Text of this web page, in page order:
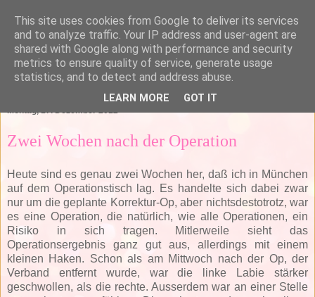
Montag, 17. Dezember 2012
Zwei Wochen nach der Operation
Heute sind es genau zwei Wochen her, daß ich in München
auf dem Operationstisch lag. Es handelte sich dabei zwar
nur um die geplante Korrektur-Op, aber nichtsdestotrotz, war
es eine Operation, die natürlich, wie alle Operationen, ein
Risiko in sich tragen. Mitlerweile sieht das
Operationsergebnis ganz gut aus, allerdings mit einem
kleinen Haken. Schon als am Mittwoch nach der Op, der
Verband entfernt wurde, war die linke Labie stärker
geschwollen, als die rechte. Ausserdem war an einer Stelle
This site uses cookies from Google to deliver its services
and to analyze traffic. Your IP address and user-agent are
shared with Google along with performance and security
metrics to ensure quality of service, generate usage
statistics, and to detect and address abuse.
LEARN MORE GOT IT